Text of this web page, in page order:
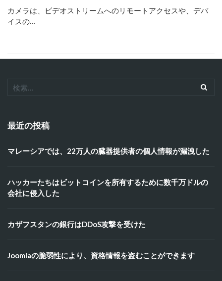
カメラは、ビデオストリームへのリモートアクセスや、デバ
イスの…
最近の投稿
マレーシアでは、22万人の臓器提供者の個人情報が漏洩した
ハッカーたちはビットコインを所有するために数千万ドルの
会社に侵入した
カザフスタンの銀行はDDoS攻撃を受けた
Joomlaの脆弱性により、資格情報を盗むことができます